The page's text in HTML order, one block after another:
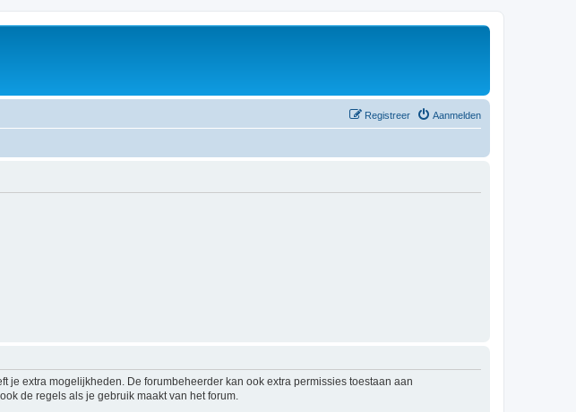
Aanmelden
Registreer
extra mogelijkheden. De forumbeheerder kan ook extra permissies toestaan aan
de regels als je gebruik maakt van het forum.